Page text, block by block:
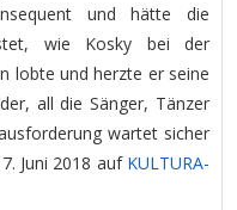
und hätte die
wie Kosky bei der
lobte und herzte er seine
all die Sänger, Tänzer
wartet sicher
Juni 2018 auf KULTURA-